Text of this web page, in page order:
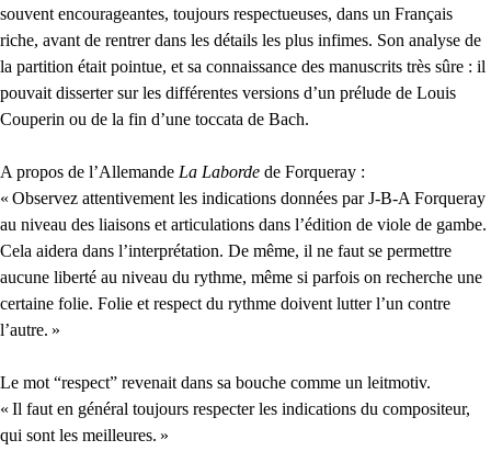
souvent encourageantes, toujours respectueuses, dans un Français
riche, avant de rentrer dans les détails les plus infimes. Son analyse de
la partition était pointue, et sa connaissance des manuscrits très sûre : il
pouvait disserter sur les différentes versions d’un prélude de Louis
Couperin ou de la fin d’une toccata de Bach.
A propos de l’Allemande La Laborde de Forqueray :
« Observez attentivement les indications données par J-B-A Forqueray
au niveau des liaisons et articulations dans l’édition de viole de gambe.
Cela aidera dans l’interprétation. De même, il ne faut se permettre
aucune liberté au niveau du rythme, même si parfois on recherche une
certaine folie. Folie et respect du rythme doivent lutter l’un contre
l’autre. »
Le mot “respect” revenait dans sa bouche comme un leitmotiv.
« Il faut en général toujours respecter les indications du compositeur,
qui sont les meilleures. »